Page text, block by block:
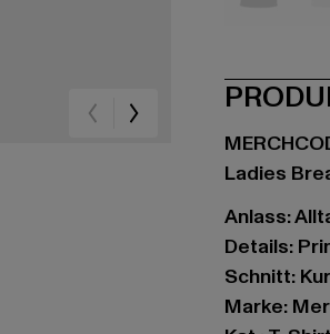
Ladies
Anlass:
Details:
Schnitt:
Marke: